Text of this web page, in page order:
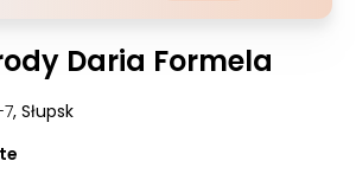
Daria Formela
7, Słupsk